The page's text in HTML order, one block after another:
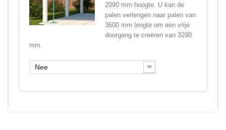
2090 mm hoogte. U kan de
palen verlengen naar palen van
3600 mm lengte om een vrije
doorgang te creëren van 3290
mm.
Nee